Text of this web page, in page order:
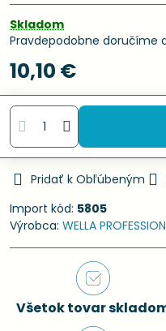
Skladom
Pravdepodobne doručíme
10,10 €
Pridať k Obľúbeným
Import kód: 5805
Výrobca: WELLA
Všetok tovar